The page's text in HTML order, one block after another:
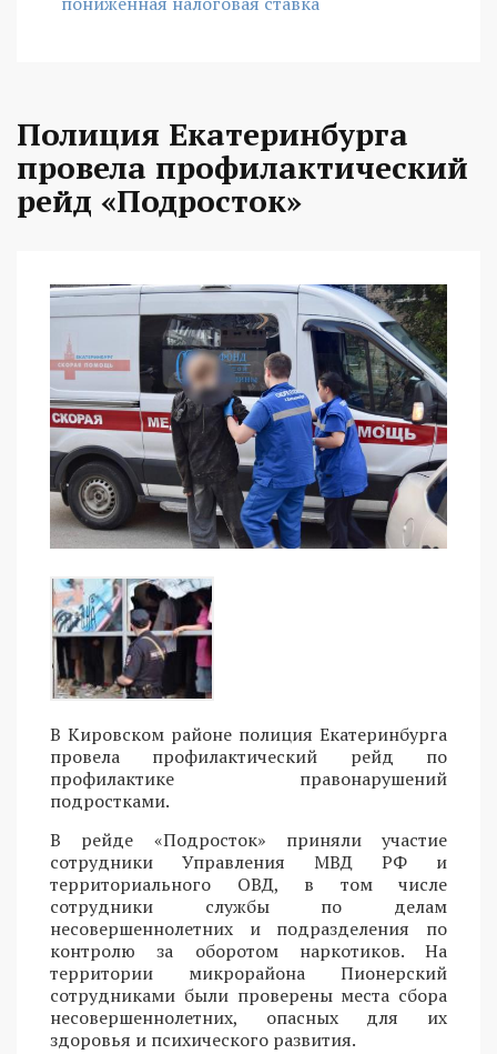
Полиция Екатеринбурга
провела профилактический
рейд «Подросток»
В Кировском районе полиция Екатеринбурга
провела профилактический рейд по
профилактике правонарушений
подростками.
В рейде «Подросток» приняли участие
сотрудники Управления МВД РФ и
территориального ОВД, в том числе
сотрудники службы по делам
несовершеннолетних и подразделения по
контролю за оборотом наркотиков. На
территории микрорайона Пионерский
сотрудниками были проверены места сбора
несовершеннолетних, опасных для их
здоровья и психического развития.